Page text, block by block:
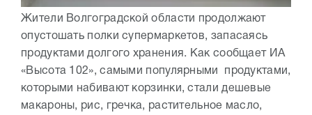
Жители Волгоградской области продолжают
опустошать полки супермаркетов, запасаясь
продуктами долгого хранения. Как сообщает ИА
«Высота 102», самыми популярными продуктами,
которыми набивают корзинки, стали дешевые
макароны, рис, гречка, растительное масло,